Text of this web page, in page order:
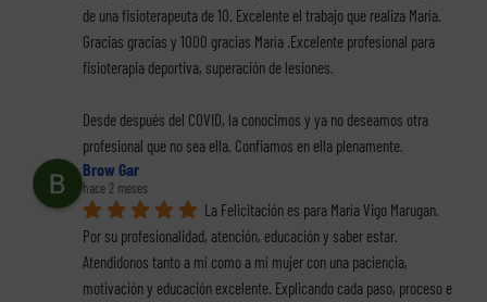
de una fisioterapeuta de 10. Excelente el trabajo que realiza María.
Gracias gracias y 1000 gracias María .Excelente profesional para
fisioterapia deportiva, superación de lesiones.
Desde después del COVID, la conocimos y ya no deseamos otra
profesional que no sea ella. Confiamos en ella plenamente.
Brow Gar
hace 2 meses
La Felicitación es para María Vigo Marugan.
Por su profesionalidad, atención, educación y saber estar.
Atendidonos tanto a mí como a mí mujer con una paciencia,
motivación y educación excelente. Explicando cada paso, proceso e